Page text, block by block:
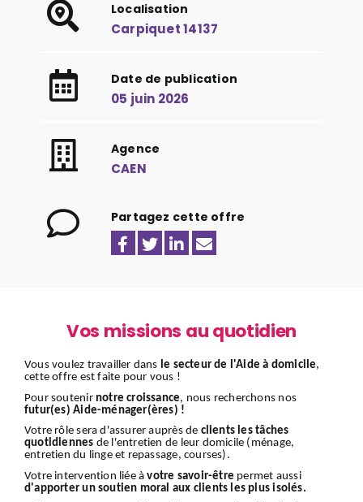
Localisation
Carpiquet 14137
Date de publication
05 juin 2026
Agence
CAEN
Partagez cette offre
Vos missions au quotidien
Vous voulez travailler dans le secteur de l'Aide à domicile,
cette offre est faite pour vous !
Pour soutenir notre croissance, nous recherchons nos
futur(es) Aide-ménager(ères) !
Votre rôle sera d'assurer auprès de clients les tâches
quotidiennes de l'entretien de leur domicile (ménage,
entretien du linge et repassage, courses).
Votre intervention liée àvotre savoir-être permet aussi
d'apporter un soutien moral aux clients les plus isolés.